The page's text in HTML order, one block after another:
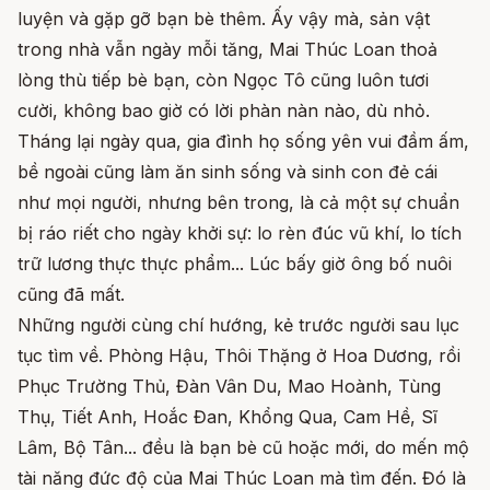
luyện và gặp gỡ bạn bè thêm. Ấy vậy mà, sản vật
trong nhà vẫn ngày mỗi tăng, Mai Thúc Loan thoả
lòng thù tiếp bè bạn, còn Ngọc Tô cũng luôn tươi
cười, không bao giờ có lời phàn nàn nào, dù nhỏ.
Tháng lại ngày qua, gia đình họ sống yên vui đầm ấm,
bề ngoài cũng làm ăn sinh sống và sinh con đẻ cái
như mọi người, nhưng bên trong, là cả một sự chuẩn
bị ráo riết cho ngày khởi sự: lo rèn đúc vũ khí, lo tích
trữ lương thực thực phẩm... Lúc bấy giờ ông bố nuôi
cũng đã mất.
Những người cùng chí hướng, kẻ trước người sau lục
tục tìm về. Phòng Hậu, Thôi Thặng ở Hoa Dương, rồi
Phục Trường Thủ, Đàn Vân Du, Mao Hoành, Tùng
Thụ, Tiết Anh, Hoắc Đan, Khổng Qua, Cam Hề, Sĩ
Lâm, Bộ Tân... đều là bạn bè cũ hoặc mới, do mến mộ
tài năng đức độ của Mai Thúc Loan mà tìm đến. Đó là